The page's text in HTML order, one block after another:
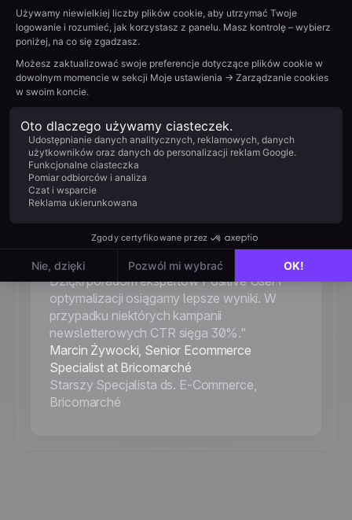
wyniki.
Od startupów po uznanych europejskich liderów –
rozwiązania Positive pomagają ponad 100 000
zespołów w komunikacji z ich klientami.
30%
Newsletter Click-Through Rate
staramy się znaleźć słabe punkty, które
powodują niższe współczynniki konwersji.
Dzięki poradom ekspertów Positive User i
optymalizacji osiągamy lepsze wyniki. W
przypadku niektórych kampanii
newsletterowych CTR sięga 30%."
Marcin Żywocki, Senior Ecommerce
Specialist at Bricomarché
Starszy Specjalista ds. E-Commerce,
Bricomarché